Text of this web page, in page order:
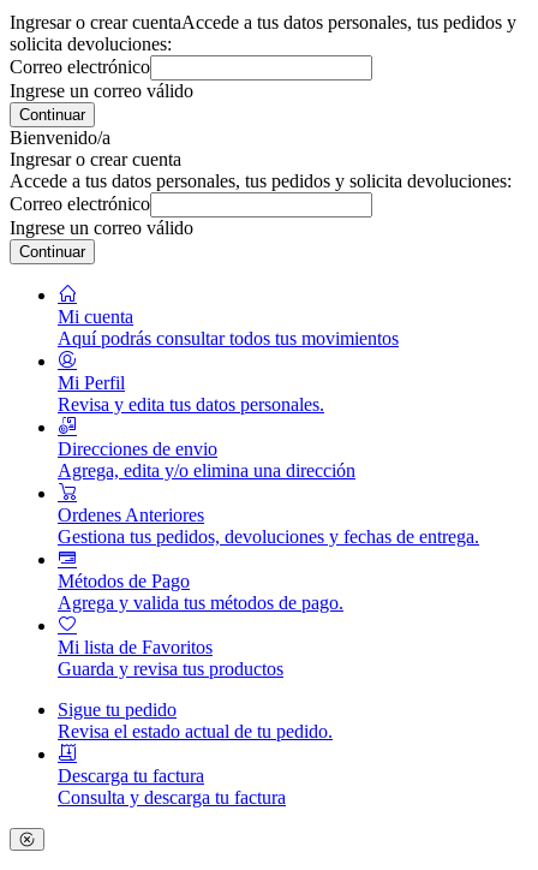
Ingresar o crear cuentaAccede a tus datos personales, tus pedidos y
solicita devoluciones:
Correo electrónico
Ingrese un correo válido
Continuar
Bienvenido/a
Ingresar o crear cuenta
Accede a tus datos personales, tus pedidos y solicita devoluciones:
Correo electrónico
Ingrese un correo válido
Continuar
Mi cuenta
Aquí podrás consultar todos tus movimientos
Mi Perfil
Revisa y edita tus datos personales.
Direcciones de envio
Agrega, edita y/o elimina una dirección
Ordenes Anteriores
Gestiona tus pedidos, devoluciones y fechas de entrega.
Métodos de Pago
Agrega y valida tus métodos de pago.
Mi lista de Favoritos
Guarda y revisa tus productos
Sigue tu pedido
Revisa el estado actual de tu pedido.
Descarga tu factura
Consulta y descarga tu factura